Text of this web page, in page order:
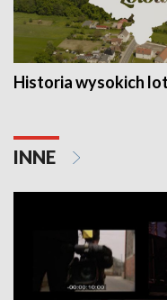
Historia wysokich
INNE